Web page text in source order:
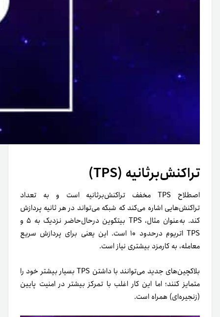
تراکنش‌برثانیه (TPS)
اصطلاح TPS مخفف تراکنش‌برثانیه است و به تعداد
تراکنش‌هایی اشاره می‌کند که شبکه می‌تواند در هر ثانیه پردازش
کند. به‌عنوان مثال، TPS بیتکوین درحال‌حاضر نزدیک به ۵ و
TPS اتریوم در‌حدود ۱۰ است. این یعنی‌ برای پردازش سریع
معامله، به کارمزد بیشتری نیاز است.
بلاکچین‌های جدید می‌توانند با داشتن TPS بسیار بیشتر خود را
متمایز کنند؛ اما این کار اغلب با تمرکز بیشتر در امنیت پایین
(زنجیره‌ای) همراه است.